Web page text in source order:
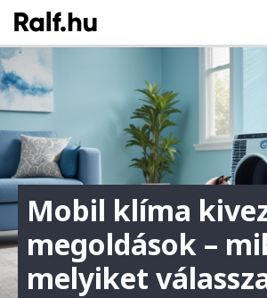
Mobil klíma
megoldások –
melyiket